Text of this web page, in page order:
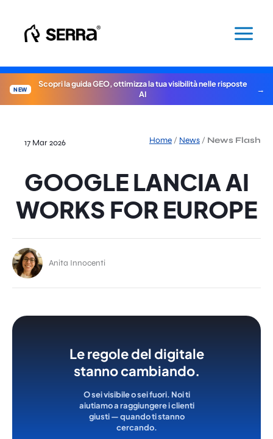
contenuto
NEW
Scopri la guida GEO, ottimizza la tua visibilità nelle risposte
AI
Home / News / News Flash
17 Mar 2026
GOOGLE LANCIA AI
WORKS FOR EUROPE
Anita Innocenti
Le regole del digitale
stanno cambiando.
O sei visibile o sei fuori. Noi ti
aiutiamo a raggiungere i clienti
giusti — quando ti stanno
cercando.